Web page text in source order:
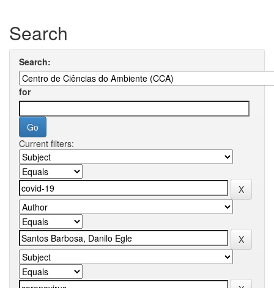
Search
Search:
for
Current filters: